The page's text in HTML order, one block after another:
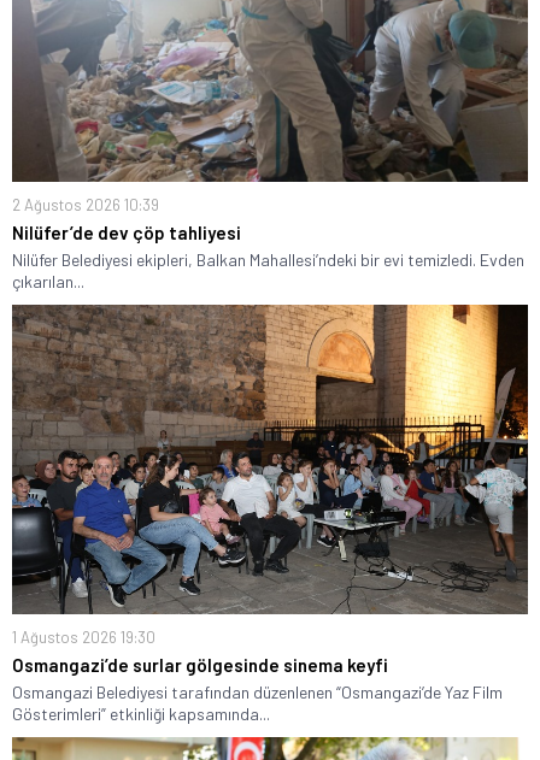
2 Ağustos 2026 10:39
Nilüfer’de dev çöp tahliyesi
Nilüfer Belediyesi ekipleri, Balkan Mahallesi’ndeki bir evi temizledi. Evden
çıkarılan...
1 Ağustos 2026 19:30
Osmangazi’de surlar gölgesinde sinema keyfi
Osmangazi Belediyesi tarafından düzenlenen “Osmangazi’de Yaz Film
Gösterimleri” etkinliği kapsamında...